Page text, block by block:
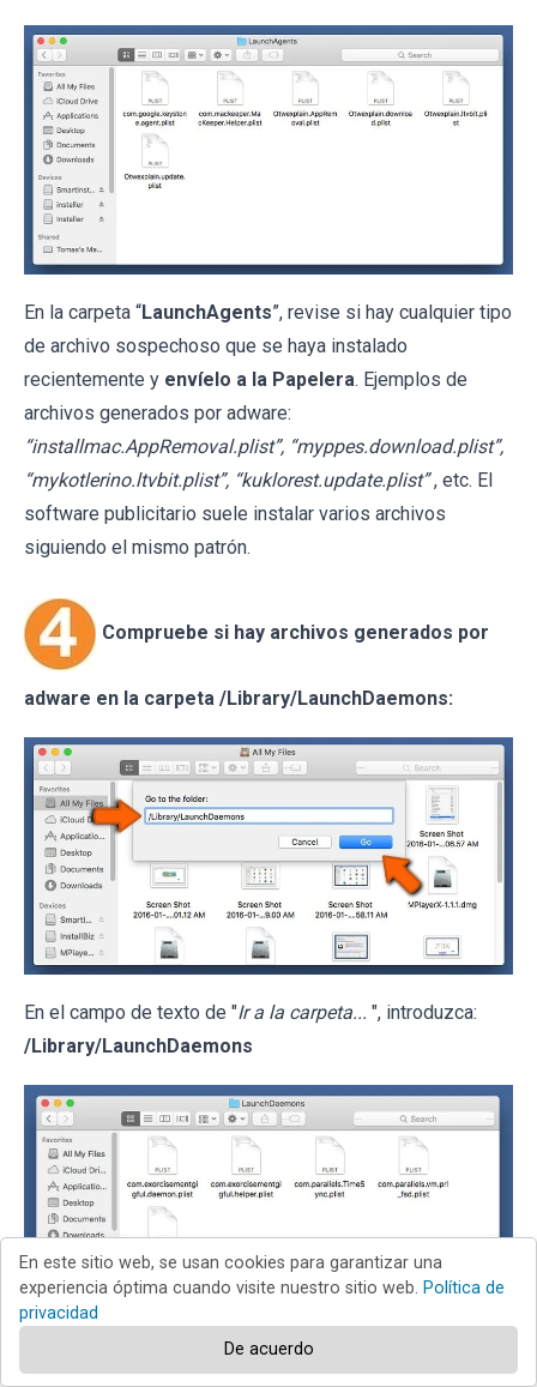
En la carpeta “LaunchAgents”, revise si hay cualquier tipo
de archivo sospechoso que se haya instalado
recientemente y envíelo a la Papelera. Ejemplos de
archivos generados por adware:
“installmac.AppRemoval.plist”, “myppes.download.plist”,
“mykotlerino.ltvbit.plist”, “kuklorest.update.plist” , etc. El
software publicitario suele instalar varios archivos
siguiendo el mismo patrón.
Compruebe si hay archivos generados por
adware en la carpeta /Library/LaunchDaemons:
En el campo de texto de "Ir a la carpeta... ", introduzca:
/Library/LaunchDaemons
En este sitio web, se usan cookies para garantizar una
experiencia óptima cuando visite nuestro sitio web. Política de
privacidad
De acuerdo